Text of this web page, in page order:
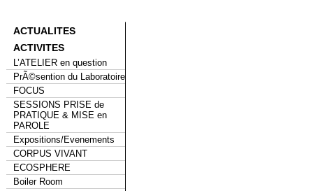
ACTUALITES
ACTIVITES
L’ATELIER en question
PrÃ©sention du Laboratoire
FOCUS
SESSIONS PRISE de
PRATIQUE & MISE en
PAROLE
Expositions/Evenements
CORPUS VIVANT
ECOSPHERE
Boiler Room